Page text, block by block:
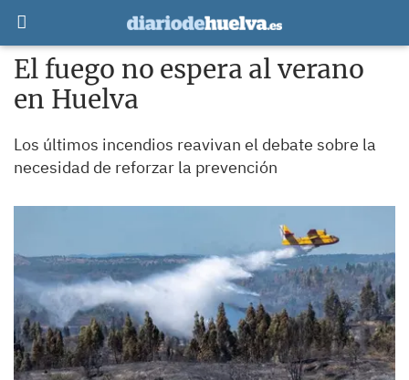
El fuego no espera al verano
en Huelva
Los últimos incendios reavivan el debate sobre la
necesidad de reforzar la prevención